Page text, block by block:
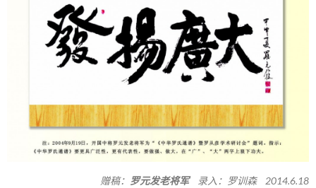
赠稿： 罗元发老将军录入：罗训森 2014.6.18